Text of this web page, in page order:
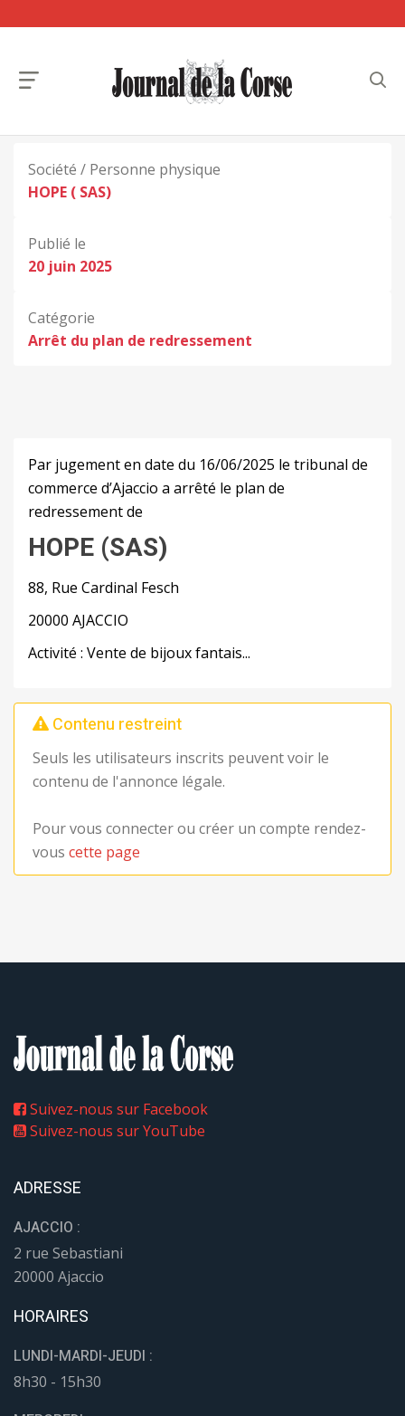
Société / Personne physique
HOPE ( SAS)
Publié le
20 juin 2025
Catégorie
Arrêt du plan de redressement
Par jugement en date du 16/06/2025 le tribunal de
commerce d’Ajaccio a arrêté le plan de
redressement de
HOPE (SAS)
88, Rue Cardinal Fesch
20000 AJACCIO
Activité : Vente de bijoux fantais...
Contenu restreint
Seuls les utilisateurs inscrits peuvent voir le
contenu de l'annonce légale.
Pour vous connecter ou créer un compte rendez-
vous cette page
Suivez-nous sur Facebook
Suivez-nous sur YouTube
ADRESSE
AJACCIO :
2 rue Sebastiani
20000 Ajaccio
HORAIRES
LUNDI-MARDI-JEUDI :
8h30 - 15h30